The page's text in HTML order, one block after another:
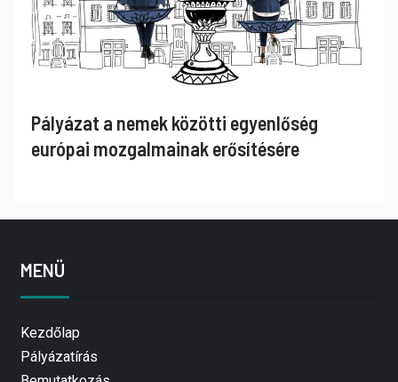
Pályázat a nemek közötti egyenlőség
európai mozgalmainak erősítésére
MENÜ
Kezdőlap
Pályázatírás